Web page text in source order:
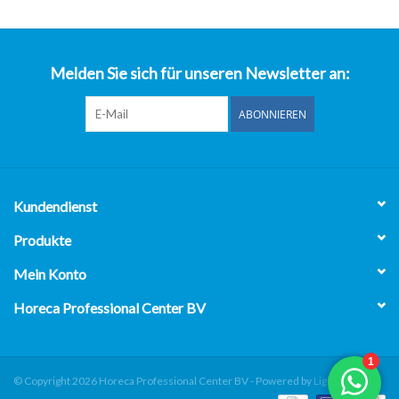
Melden Sie sich für unseren Newsletter an:
ABONNIEREN
Kundendienst
Produkte
Mein Konto
Horeca Professional Center BV
© Copyright 2026 Horeca Professional Center BV - Powered by Lightspeed